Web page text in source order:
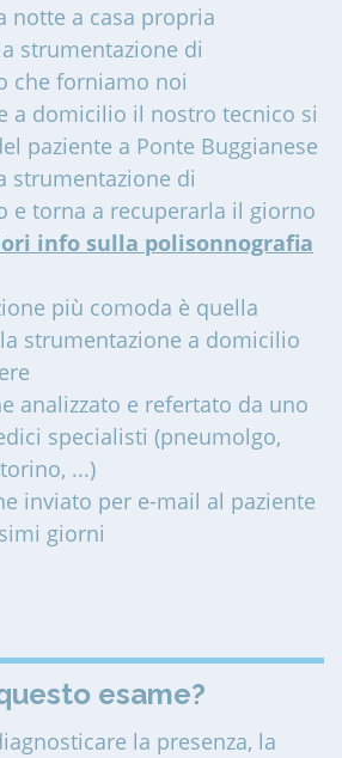
notte a casa propria
strumentazione di
che forniamo noi
a domicilio il nostro tecnico si
paziente a Ponte Buggianese
strumentazione di
e torna a recuperarla il giorno
info sulla polisonnografia
più comoda è quella
strumentazione a domicilio
analizzato e refertato da uno
specialisti (pneumolgo,
...)
inviato per e-mail al paziente
giorni
esame?
la presenza, la